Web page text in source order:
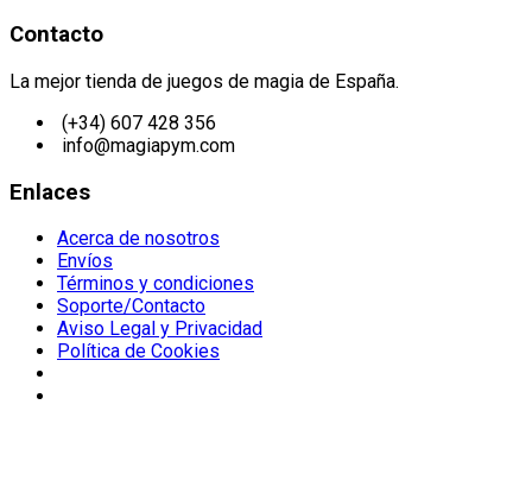
Contacto
La mejor tienda de juegos de magia de España.
(+34) 607 428 356
info@magiapym.com
Enlaces
Acerca de nosotros
Envíos
Términos y condiciones
Soporte/Contacto
Aviso Legal y Privacidad
Política de Cookies